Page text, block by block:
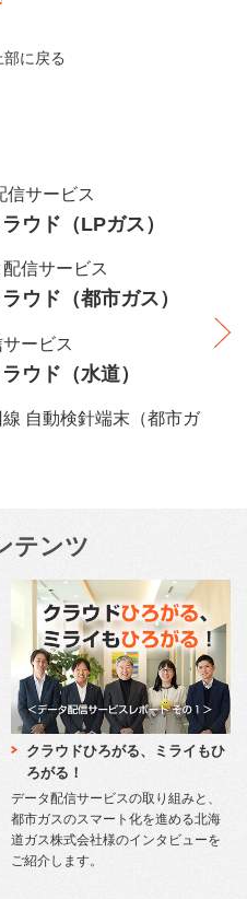
に戻る
信サービス
ウド（LPガス）
信サービス
ウド（都市ガス）
ービス
ウド（水道）
自動検針端末（都市ガ
テンツ
クラウドひろがる、ミライもひ
ろがる！
データ配信サービスの取り組みと、
都市ガスのスマート化を進める北海
道ガス株式会社様のインタビューを
ご紹介します。